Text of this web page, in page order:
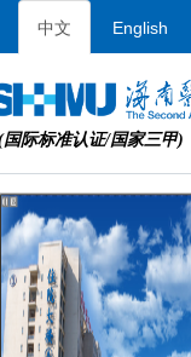
中文 English
国际标准认证/国家三甲)